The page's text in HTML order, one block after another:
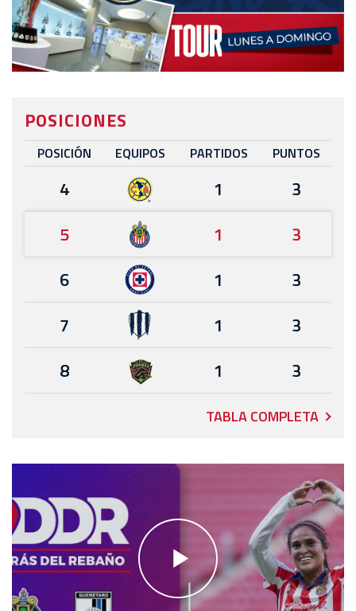
POSICIONES
POSICIÓN EQUIPOS PARTIDOS PUNTOS
4 1
3
5
1
3
6
1
3
7
1
3
8
1 3
TABLA COMPLETA